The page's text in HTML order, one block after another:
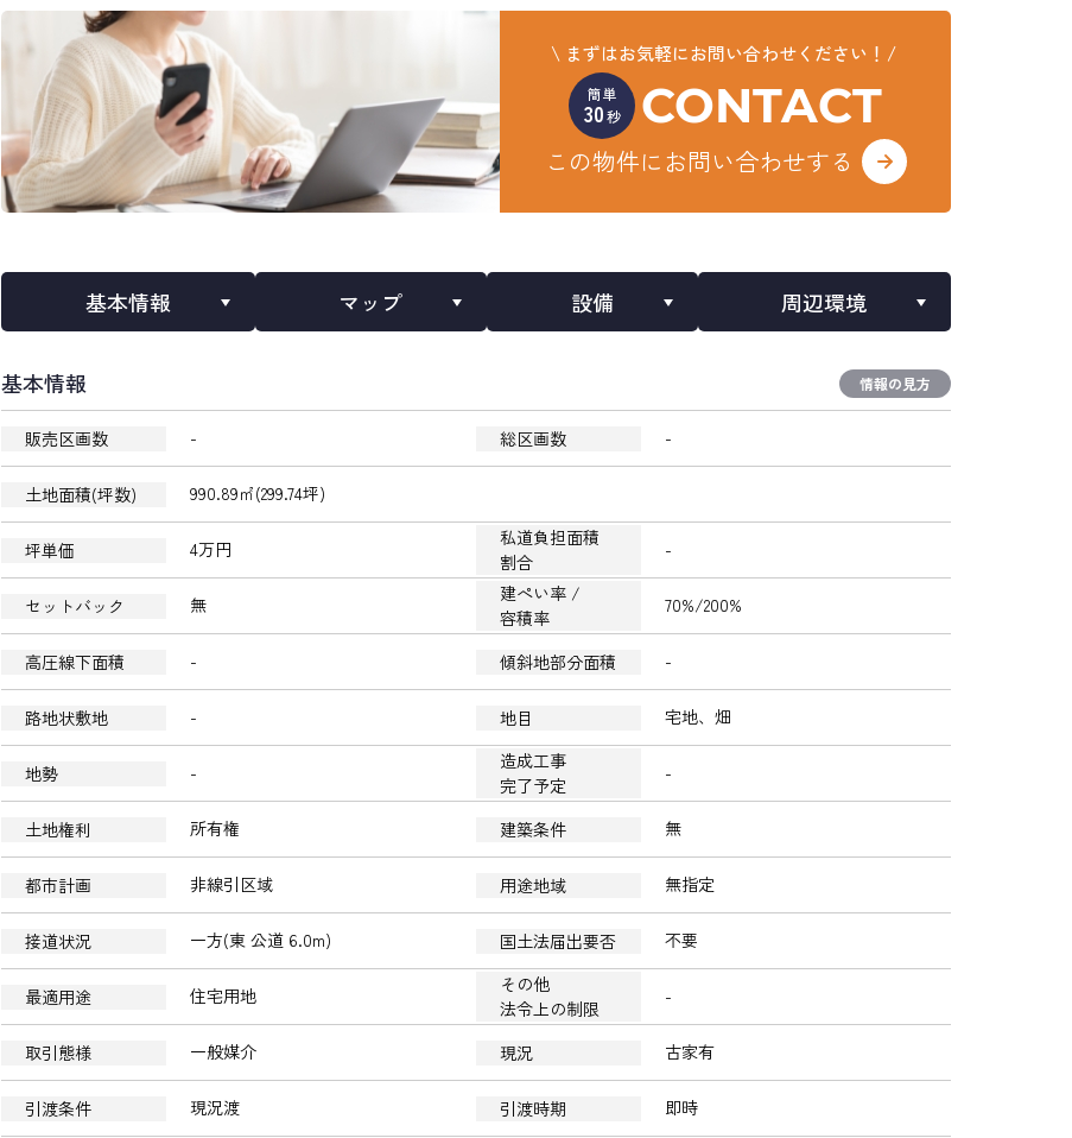
まずはお気軽にお問い合わせください！
簡単
30秒 CONTACT
この物件にお問い合わせする
基本情報 マップ 設備 周辺環境
基本情報 情報の見方
販売区画数 - 総区画数 -
土地面積(坪数) 990.89㎡(299.74坪)
坪単価 4万円
私道負担面積
割合
-
セットバック 無
建ぺい率 /
容積率
70%/200%
高圧線下面積 - 傾斜地部分面積 -
路地状敷地 - 地目 宅地、畑
地勢 -
造成工事
完了予定
-
土地権利 所有権 建築条件 無
都市計画 非線引区域 用途地域 無指定
接道状況 一方(東 公道 6.0m) 国土法届出要否 不要
最適用途 住宅用地
その他
法令上の制限
-
取引態様 一般媒介 現況 古家有
引渡条件 現況渡 引渡時期
即時